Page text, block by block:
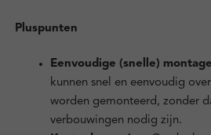
Pluspunten
Eenvoudige (snelle)
kunnen snel en eenvoudig
worden gemonteerd, zonder
verbouwingen nodig zijn.